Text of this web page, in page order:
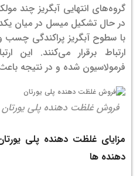
گروه‌های انتهایی آبگریز چند
در حال تشکیل میسل در میان
با سطوح آبگریز پراکندگی چسب و
ارتباط برقرار می‌کنند. این
فرمولاسیون شده و در نتیجه
فروش غلظت دهنده پلی یورتان
مزایای غلظت دهنده پلی
دهنده ها